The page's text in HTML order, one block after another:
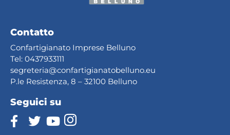
Contatto
Confartigianato Imprese Belluno
Tel: 0437933111
segreteria@confartigianatobelluno.eu
P.le Resistenza, 8 – 32100 Belluno
Seguici su